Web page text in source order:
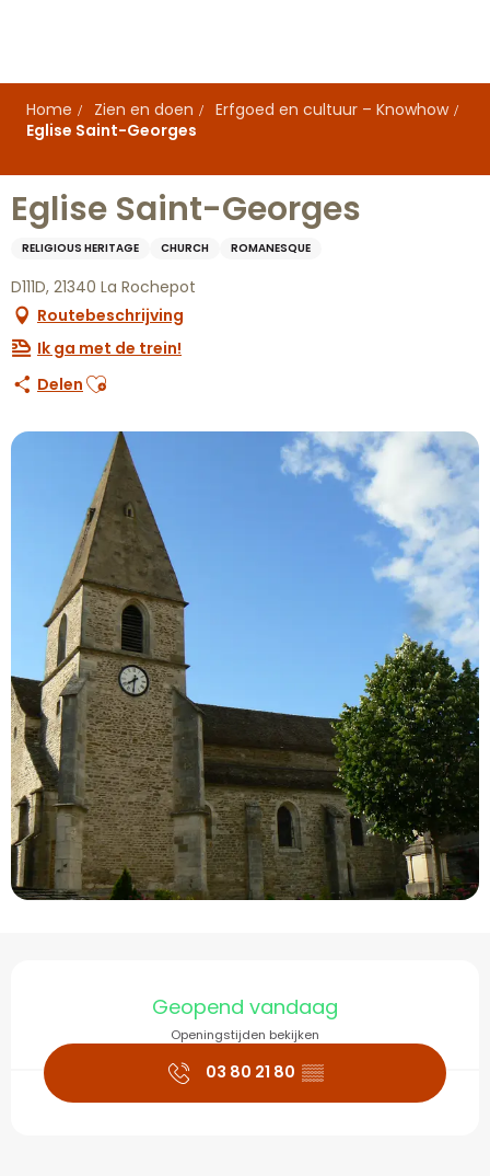
principal
Home
Zien en doen
Erfgoed en cultuur – Knowhow
Eglise Saint-Georges
Eglise Saint-Georges
RELIGIOUS HERITAGE CHURCH ROMANESQUE
D111D, 21340 La Rochepot
Routebeschrijving
Ik ga met de trein!
Delen Ajouter aux favoris
Openingstijden en
Geopend vandaag
Openingstijden bekijken
03 80 21 80 ▒▒